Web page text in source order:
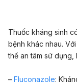
Thuốc kháng sinh
bệnh khác nhau.
thể an tâm sử dụng,
– Fluconazole: